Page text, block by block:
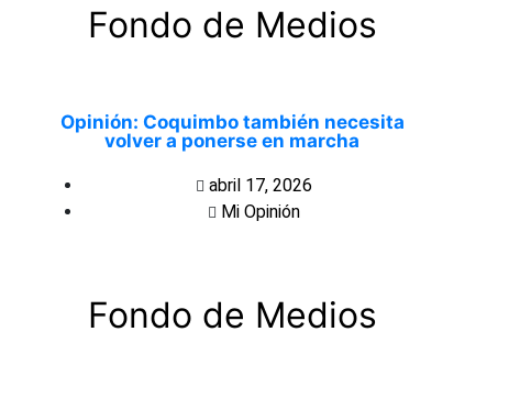
Fondo de Medios
Opinión: Coquimbo también necesita
volver a ponerse en marcha
abril 17, 2026
Mi Opinión
Fondo de Medios